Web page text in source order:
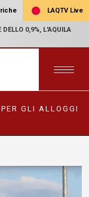
LAQTV Live
0,9%, L'AQUILA
GLI ALLOGGI